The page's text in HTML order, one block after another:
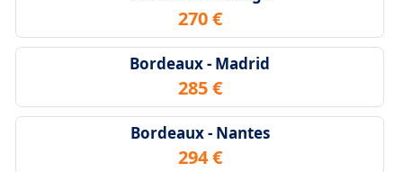
270 €
Bordeaux - Madrid
285 €
Bordeaux - Nantes
294 €